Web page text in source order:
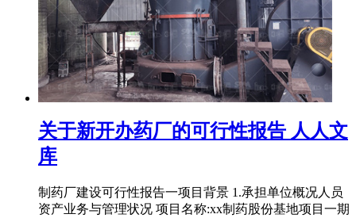
关于新开办药厂的可行性报告 人人文
库
制药厂建设可行性报告一项目背景 1.承担单位概况人员
资产业务与管理状况 项目名称:xx制药股份基地项目一期